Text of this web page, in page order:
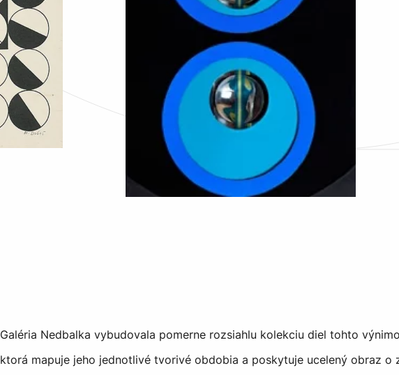
Galéria Nedbalka vybudovala pomerne rozsiahlu kolekciu diel tohto
ktorá mapuje jeho jednotlivé tvorivé obdobia a poskytuje ucelený obraz o